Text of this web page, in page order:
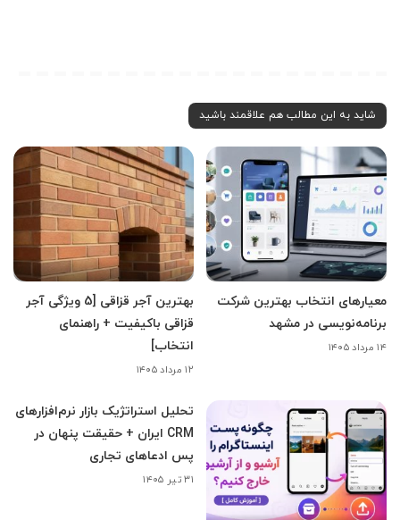
شاید به این مطالب هم علاقمند باشید
معیارهای انتخاب بهترین شرکت
برنامه‌نویسی در مشهد
۱۴ مرداد ۱۴۰۵
بهترین آجر قزاقی [5 ویژگی آجر
قزاقی باکیفیت + راهنمای
انتخاب]
۱۲ مرداد ۱۴۰۵
تحلیل استراتژیک بازار نرم‌افزارهای
CRM ایران + حقیقت پنهان در
پس ادعاهای تجاری
۳۱ تیر ۱۴۰۵